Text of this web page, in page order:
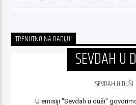
TRENUTNO NA RADIJU!
SEVDAH U
SEVDAH U DUŠI
U emisiji "Sevdah u duši"